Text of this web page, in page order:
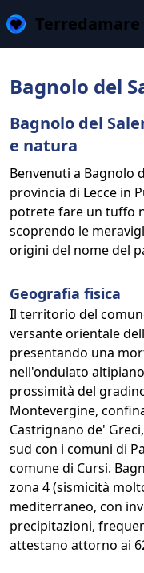
Terredamare
Bagnolo del
Bagnolo del
e natura
Benvenuti a Bagnolo
provincia di Lecce in
potrete fare un tuffo
scoprendo le
origini del nome del
Geografia fisica
Il territorio del
versante orientale
presentando una
nell'ondulato
prossimità del
Montevergine,
Castrignano de'
sud con i comuni di
comune di Cursi.
zona 4 (sismicità
mediterraneo, con
precipitazioni,
attestano attorno ai